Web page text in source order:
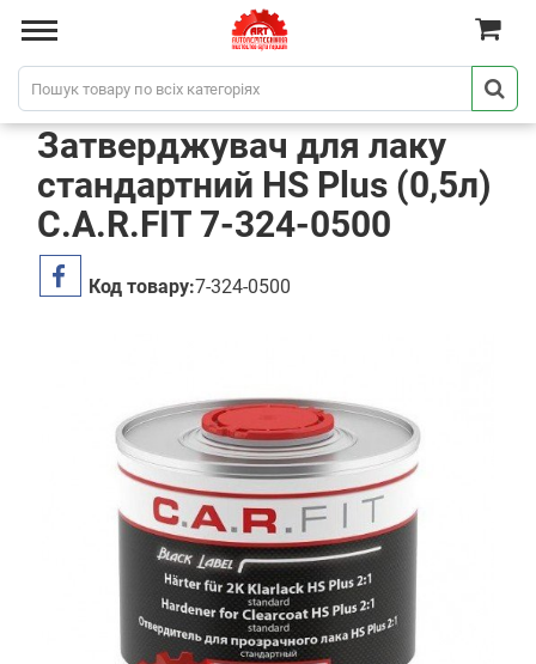
Затверджувач для лаку
стандартний HS Plus (0,5л)
C.A.R.FIT 7-324-0500
Код товару:7-324-0500